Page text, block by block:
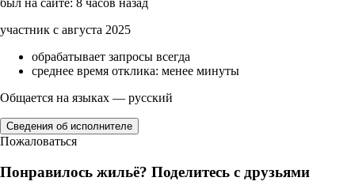
был на сайте: 8 часов назад
участник с августа 2025
обрабатывает запросы всегда
среднее время отклика: менее минуты
Общается на языках — русский
Сведения об исполнителе
Пожаловаться
Понравилось жильё? Поделитесь с друзьями